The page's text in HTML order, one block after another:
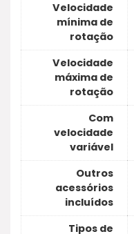
Velocidade
mínima de
rotação
Velocidade
máxima de
rotação
Com
velocidade
variável
Outros
acessórios
incluídos
Tipos de